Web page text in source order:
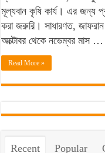
মূল্যবান কৃষি কার্য। এর জন্য
করা জরুরি। সাধারণত, জাফরান
অক্টোবর থেকে নভেম্বর মাস …
Read More »
Recent Popular